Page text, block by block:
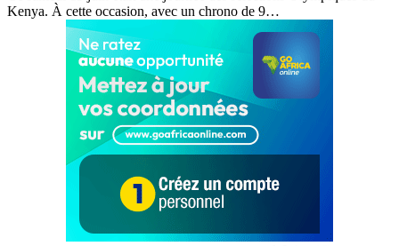
Kenya. À cette occasion, avec un chrono de 9…